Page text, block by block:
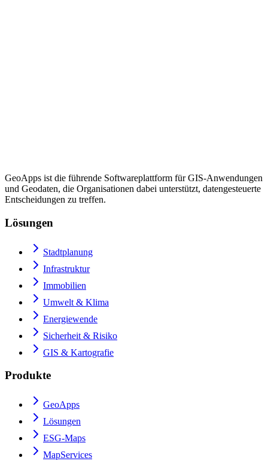
GeoApps ist die führende Softwareplattform für GIS-Anwendungen
und Geodaten, die Organisationen dabei unterstützt, datengesteuerte
Entscheidungen zu treffen.
Lösungen
Stadtplanung
Infrastruktur
Immobilien
Umwelt & Klima
Energiewende
Sicherheit & Risiko
GIS & Kartografie
Produkte
GeoApps
Lösungen
ESG-Maps
MapServices